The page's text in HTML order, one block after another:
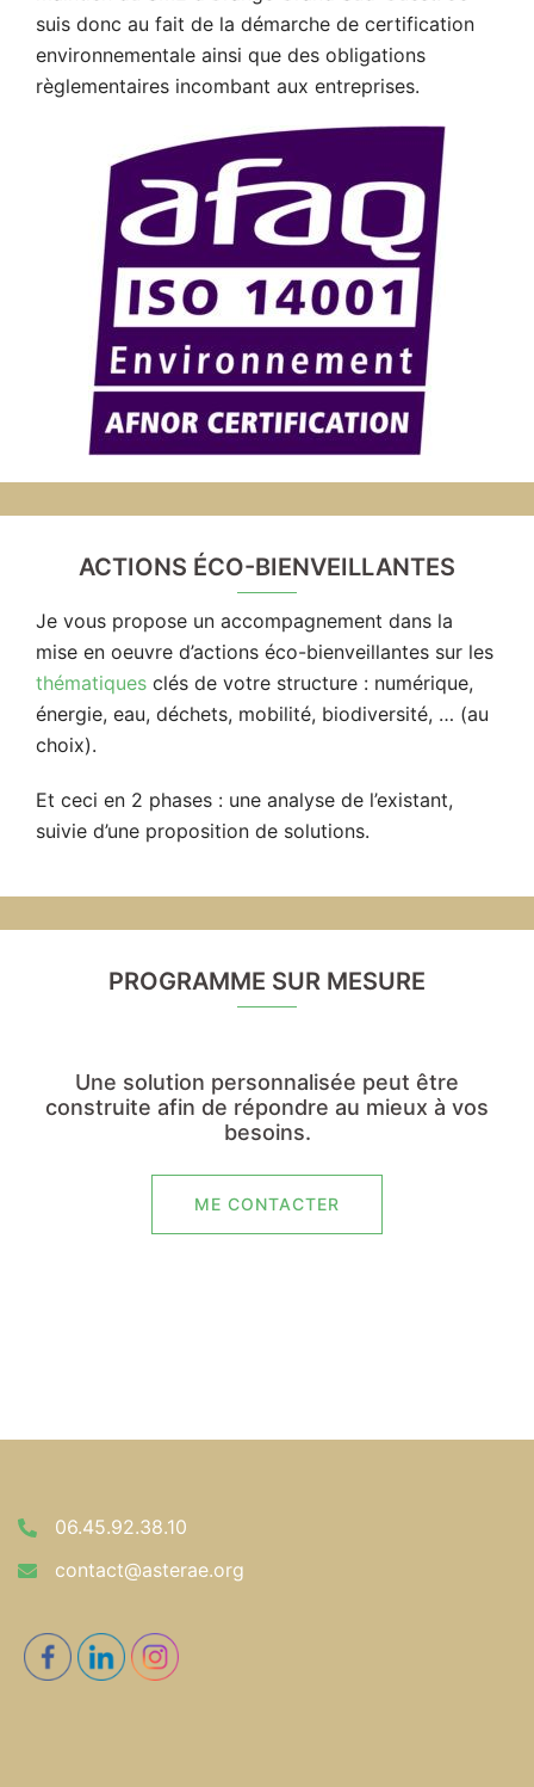
suis donc au fait de la démarche de certification
environnementale ainsi que des obligations
règlementaires incombant aux entreprises.
ACTIONS ÉCO-BIENVEILLANTES
Je vous propose un accompagnement dans la
mise en oeuvre d’actions éco-bienveillantes sur les
thématiques clés de votre structure : numérique,
énergie, eau, déchets, mobilité, biodiversité, … (au
choix).
Et ceci en 2 phases : une analyse de l’existant,
suivie d’une proposition de solutions.
PROGRAMME SUR MESURE
Une solution personnalisée peut être
construite afin de répondre au mieux à vos
besoins.
ME CONTACTER
06.45.92.38.10
contact@asterae.org